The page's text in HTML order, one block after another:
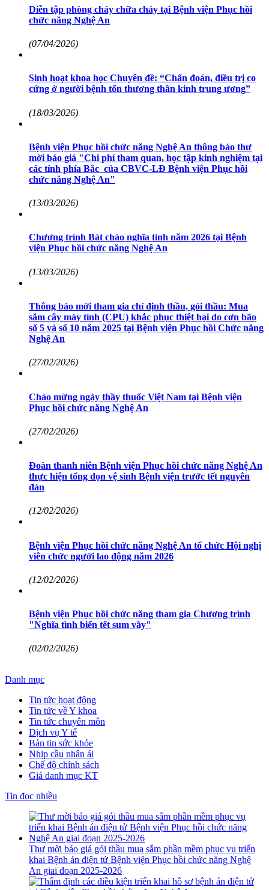
Diễn tập phòng cháy chữa cháy tại Bệnh viện Phục hồi
chức năng Nghệ An
(07/04/2026)
Sinh hoạt khoa học Chuyên đề: “Chẩn đoán, điều trị co
cứng ở người bệnh tổn thương thần kinh trung ương”
(18/03/2026)
Bệnh viện Phục hồi chức năng Nghệ An thông báo thư
mời báo giá "Chi phí tham quan, học tập kinh nghiệm tại
các tỉnh phía Bắc của CBVC-LĐ Bệnh viện Phục hồi
chức năng Nghệ An"
(13/03/2026)
Chương trình Bát cháo nghĩa tình năm 2026 tại Bệnh
viện Phục hồi chức năng Nghệ An
(13/03/2026)
Thông báo mời tham gia chỉ định thầu, gói thầu: Mua
sắm cây máy tính (CPU) khắc phục thiệt hại do cơn bão
số 5 và số 10 năm 2025 tại Bệnh viện Phục hồi Chức năng
Nghệ An
(27/02/2026)
Chào mừng ngày thầy thuốc Việt Nam tại Bệnh viện
Phục hồi chức năng Nghệ An
(27/02/2026)
Đoàn thanh niên Bệnh viện Phục hồi chức năng Nghệ An
thực hiện tổng dọn vệ sinh Bệnh viện trước tết nguyên
đán
(12/02/2026)
Bệnh viện Phục hồi chức năng Nghệ An tổ chức Hội nghị
viên chức người lao động năm 2026
(12/02/2026)
Bệnh viện Phục hồi chức năng tham gia Chương trình
"Nghĩa tình biển tết sum vầy"
(02/02/2026)
Danh mục
Tin tức hoạt động
Tin tức về Y khoa
Tin tức chuyên môn
Dịch vụ Y tế
Bản tin sức khỏe
Nhịp cầu nhân ái
Chế độ chính sách
Giá danh mục KT
Tin đọc nhiều
Thư mời báo giá gói thầu mua sắm phần mềm phục vụ triển
khai Bệnh án điện tử Bệnh viện Phục hồi chức năng Nghệ
An giai đoạn 2025-2026